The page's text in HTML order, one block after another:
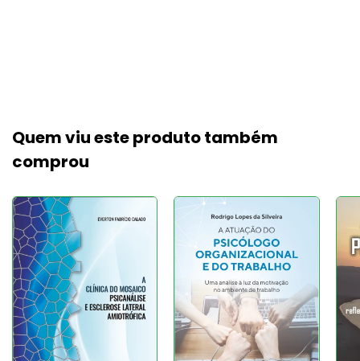
Quem viu este produto também
comprou